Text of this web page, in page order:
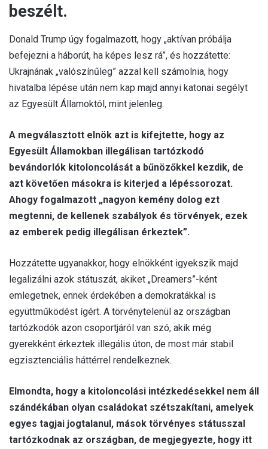
beszélt.
Donald Trump úgy fogalmazott, hogy „aktívan próbálja
befejezni a háborút, ha képes lesz rá”, és hozzátette:
Ukrajnának „valószínűleg” azzal kell számolnia, hogy
hivatalba lépése után nem kap majd annyi katonai segélyt
az Egyesült Államoktól, mint jelenleg.
A megválasztott elnök azt is kifejtette, hogy az
Egyesült Államokban illegálisan tartózkodó
bevándorlók kitoloncolását a bűnözőkkel kezdik, de
azt követően másokra is kiterjed a lépéssorozat.
Ahogy fogalmazott „nagyon kemény dolog ezt
megtenni, de kellenek szabályok és törvények, ezek
az emberek pedig illegálisan érkeztek”.
Hozzátette ugyanakkor, hogy elnökként igyekszik majd
legalizálni azok státuszát, akiket „Dreamers”-ként
emlegetnek, ennek érdekében a demokratákkal is
együttműködést ígért. A törvénytelenül az országban
tartózkodók azon csoportjáról van szó, akik még
gyerekként érkeztek illegális úton, de most már stabil
egzisztenciális háttérrel rendelkeznek.
Elmondta, hogy a kitoloncolási intézkedésekkel nem áll
szándékában olyan családokat szétszakítani, amelyek
egyes tagjai jogtalanul, mások törvényes státusszal
tartózkodnak az országban, de megjegyezte, hogy itt